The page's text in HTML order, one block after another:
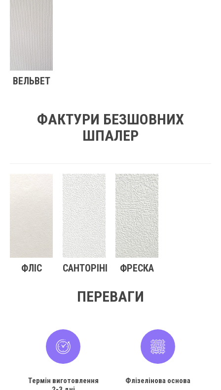
ВЕЛЬВЕТ
ФАКТУРИ БЕЗШОВНИХ
ШПАЛЕР
ФЛІС САНТОРІНІ ФРЕСКА
ПЕРЕВАГИ
Термін виготовлення
Флізелінова основа